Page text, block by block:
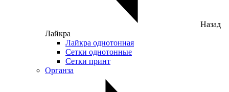
Назад
Лайкра
Лайкра однотонная
Сетки однотонные
Сетки принт
Органза